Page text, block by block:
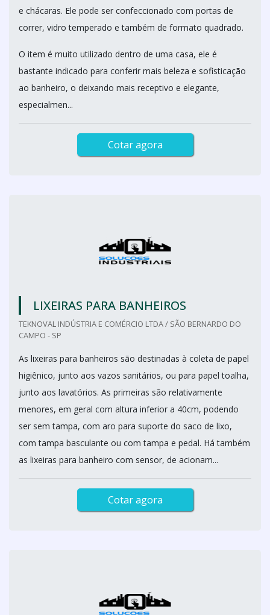
e chácaras. Ele pode ser confeccionado com portas de
correr, vidro temperado e também de formato quadrado.
O item é muito utilizado dentro de uma casa, ele é
bastante indicado para conferir mais beleza e sofisticação
ao banheiro, o deixando mais receptivo e elegante,
especialmen...
Cotar agora
LIXEIRAS PARA BANHEIROS
TEKNOVAL INDÚSTRIA E COMÉRCIO LTDA / SÃO BERNARDO DO
CAMPO - SP
As lixeiras para banheiros são destinadas à coleta de papel
higiênico, junto aos vazos sanitários, ou para papel toalha,
junto aos lavatórios. As primeiras são relativamente
menores, em geral com altura inferior a 40cm, podendo
ser sem tampa, com aro para suporte do saco de lixo,
com tampa basculante ou com tampa e pedal. Há também
as lixeiras para banheiro com sensor, de acionam...
Cotar agora